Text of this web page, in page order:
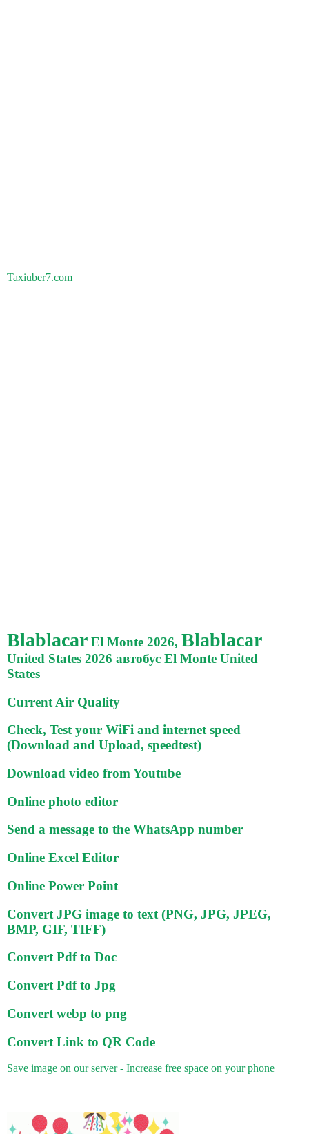
Taxiuber7.com
Blablacar El Monte 2026, Blablacar
United States 2026 автобус El Monte United
States
Current Air Quality
Check, Test your WiFi and internet speed
(Download and Upload, speedtest)
Download video from Youtube
Online photo editor
Send a message to the WhatsApp number
Online Excel Editor
Online Power Point
Convert JPG image to text (PNG, JPG, JPEG,
BMP, GIF, TIFF)
Convert Pdf to Doc
Convert Pdf to Jpg
Convert webp to png
Convert Link to QR Code
Save image on our server - Increase free space on your phone